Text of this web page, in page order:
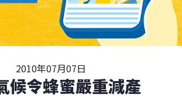
2010年07月07日
候令蜂蜜嚴重減產